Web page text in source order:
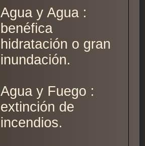
Agua y Agua :
benéfica
hidratación o gran
inundación.
Agua y Fuego :
extinción de
incendios.